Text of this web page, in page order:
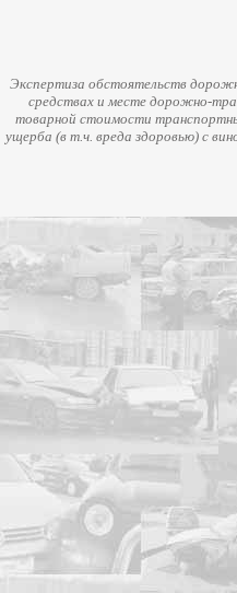
Экспертиза обстоятельств
средствах и месте дорожно-
товарной стоимости
ущерба (в т.ч. вреда здоровью) с